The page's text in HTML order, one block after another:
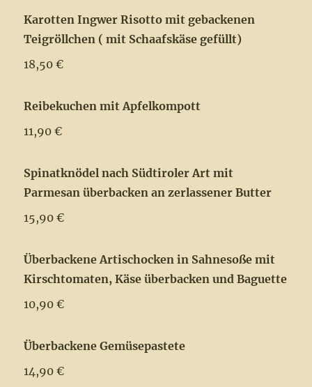
Karotten Ingwer Risotto mit gebackenen
Teigröllchen ( mit Schaafskäse gefüllt)
18,50 €
Reibekuchen mit Apfelkompott
11,90 €
Spinatknödel nach Südtiroler Art mit
Parmesan überbacken an zerlassener Butter
15,90 €
Überbackene Artischocken in Sahnesoße mit
Kirschtomaten, Käse überbacken und Baguette
10,90 €
Überbackene Gemüsepastete
14,90 €